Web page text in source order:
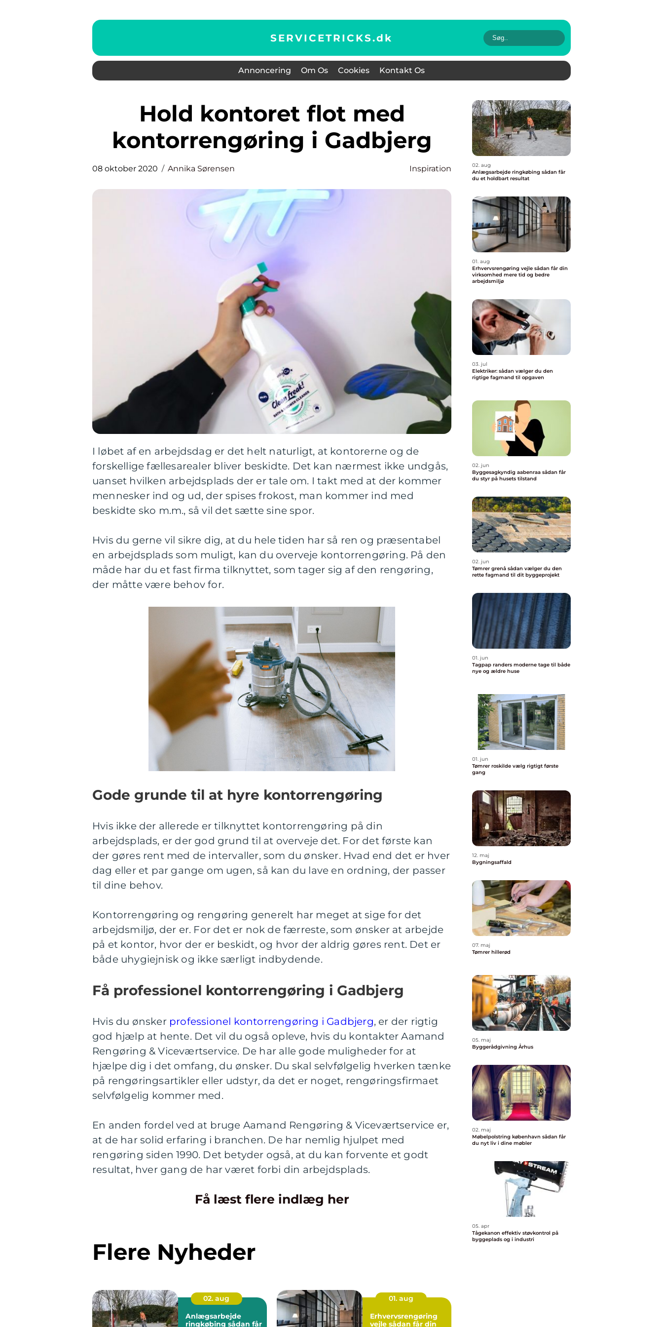
SERVICETRICKS.dk
Annoncering Om Os Cookies Kontakt Os
Hold kontoret flot med
kontorrengøring i Gadbjerg
08 oktober 2020 Annika Sørensen Inspiration
I løbet af en arbejdsdag er det helt naturligt, at kontorerne og de
forskellige fællesarealer bliver beskidte. Det kan nærmest ikke undgås,
uanset hvilken arbejdsplads der er tale om. I takt med at der kommer
mennesker ind og ud, der spises frokost, man kommer ind med
beskidte sko m.m., så vil det sætte sine spor.
Hvis du gerne vil sikre dig, at du hele tiden har så ren og præsentabel
en arbejdsplads som muligt, kan du overveje kontorrengøring. På den
måde har du et fast firma tilknyttet, som tager sig af den rengøring,
der måtte være behov for.
Gode grunde til at hyre kontorrengøring
Hvis ikke der allerede er tilknyttet kontorrengøring på din
arbejdsplads, er der god grund til at overveje det. For det første kan
der gøres rent med de intervaller, som du ønsker. Hvad end det er hver
dag eller et par gange om ugen, så kan du lave en ordning, der passer
til dine behov.
Kontorrengøring og rengøring generelt har meget at sige for det
arbejdsmiljø, der er. For det er nok de færreste, som ønsker at arbejde
på et kontor, hvor der er beskidt, og hvor der aldrig gøres rent. Det er
både uhygiejnisk og ikke særligt indbydende.
Få professionel kontorrengøring i Gadbjerg
Hvis du ønsker professionel kontorrengøring i Gadbjerg, er der rigtig
god hjælp at hente. Det vil du også opleve, hvis du kontakter Aamand
Rengøring & Viceværtservice. De har alle gode muligheder for at
hjælpe dig i det omfang, du ønsker. Du skal selvfølgelig hverken tænke
på rengøringsartikler eller udstyr, da det er noget, rengøringsfirmaet
selvfølgelig kommer med.
En anden fordel ved at bruge Aamand Rengøring & Viceværtservice er,
at de har solid erfaring i branchen. De har nemlig hjulpet med
rengøring siden 1990. Det betyder også, at du kan forvente et godt
resultat, hver gang de har været forbi din arbejdsplads.
Få læst flere indlæg her
Flere Nyheder
02. aug
Anlægsarbejde
ringkøbing sådan får
01. aug
Erhvervsrengøring
vejle sådan får din
02. aug
Anlægsarbejde ringkøbing sådan får
du et holdbart resultat
01. aug
Erhvervsrengøring vejle sådan får din
virksomhed mere tid og bedre
arbejdsmiljø
03. jul
Elektriker: sådan vælger du den
rigtige fagmand til opgaven
02. jun
Byggesagkyndig aabenraa sådan får
du styr på husets tilstand
02. jun
Tømrer grenå sådan vælger du den
rette fagmand til dit byggeprojekt
01. jun
Tagpap randers moderne tage til både
nye og ældre huse
01. jun
Tømrer roskilde vælg rigtigt første
gang
12. maj
Bygningsaffald
07. maj
Tømrer hillerød
05. maj
Byggerådgivning Århus
02. maj
Møbelpolstring københavn sådan får
du nyt liv i dine møbler
05. apr
Tågekanon effektiv støvkontrol på
byggeplads og i industri